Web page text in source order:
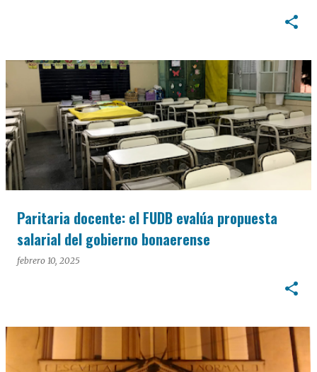
Paritaria docente: el FUDB evalúa propuesta
salarial del gobierno bonaerense
febrero 10, 2025